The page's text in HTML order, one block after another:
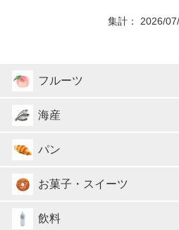
集計： 2026/
フルーツ
海産
パン
お菓子・スイーツ
飲料